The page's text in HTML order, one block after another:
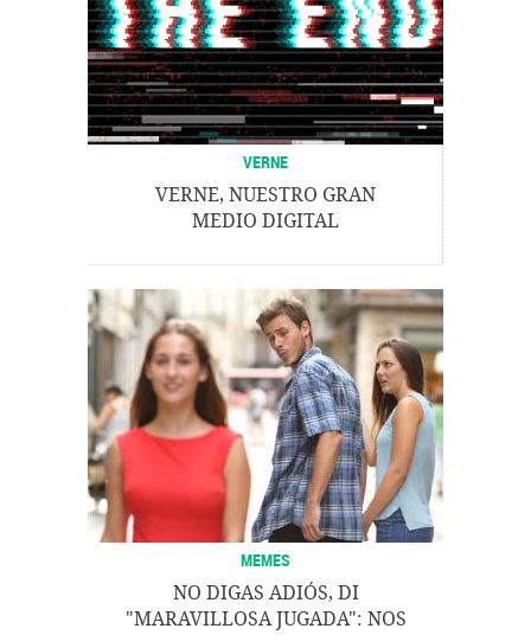
VERNE
VERNE, NUESTRO GRAN
MEDIO DIGITAL
MEMES
NO DIGAS ADIÓS, DI
"MARAVILLOSA JUGADA": NOS